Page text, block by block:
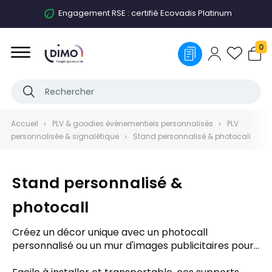
Engagement RSE : certifié Ecovadis Platinum
0
Accueil PLV & goodies évènementiels personnalisés
PLV
personnalisée & signalétique
Stand personnalisé & photocall
Stand personnalisé &
photocall
Créez un décor unique avec un photocall
personnalisé ou un mur d'images publicitaires pour